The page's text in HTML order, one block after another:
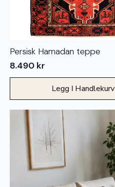
Persisk Hamadan teppe
8.490 kr
Legg I Handlekurv